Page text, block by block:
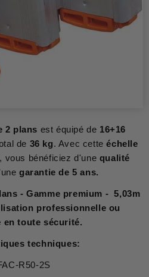
2 plans est équipé de 16+16
de 36 kg. Avec cetteéchelle
, vous bénéficiez d'une qualité
garantie de 5 ans.
- Gamme premium - 5,03m
professionnelle ou
en toute sécurité.
techniques:
R50-2S